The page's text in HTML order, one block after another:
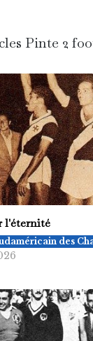
Pinte 2
l'éternité
des